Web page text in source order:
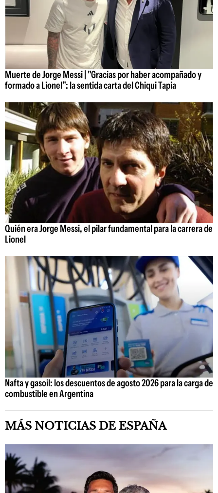
Muerte de Jorge Messi | "Gracias por haber acompañado y
formado a Lionel": la sentida carta del Chiqui Tapia
Quién era Jorge Messi, el pilar fundamental para la carrera de
Lionel
Nafta y gasoil: los descuentos de agosto 2026 para la carga de
combustible en Argentina
MÁS NOTICIAS DE ESPAÑA